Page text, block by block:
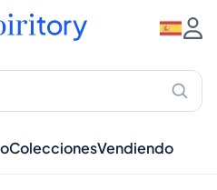
ColeccionesVendiendo